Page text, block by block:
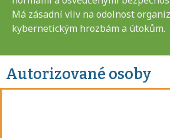
Má zásadní vliv na odolnost
kybernetickým hrozbám a útokům.
Autorizované osoby